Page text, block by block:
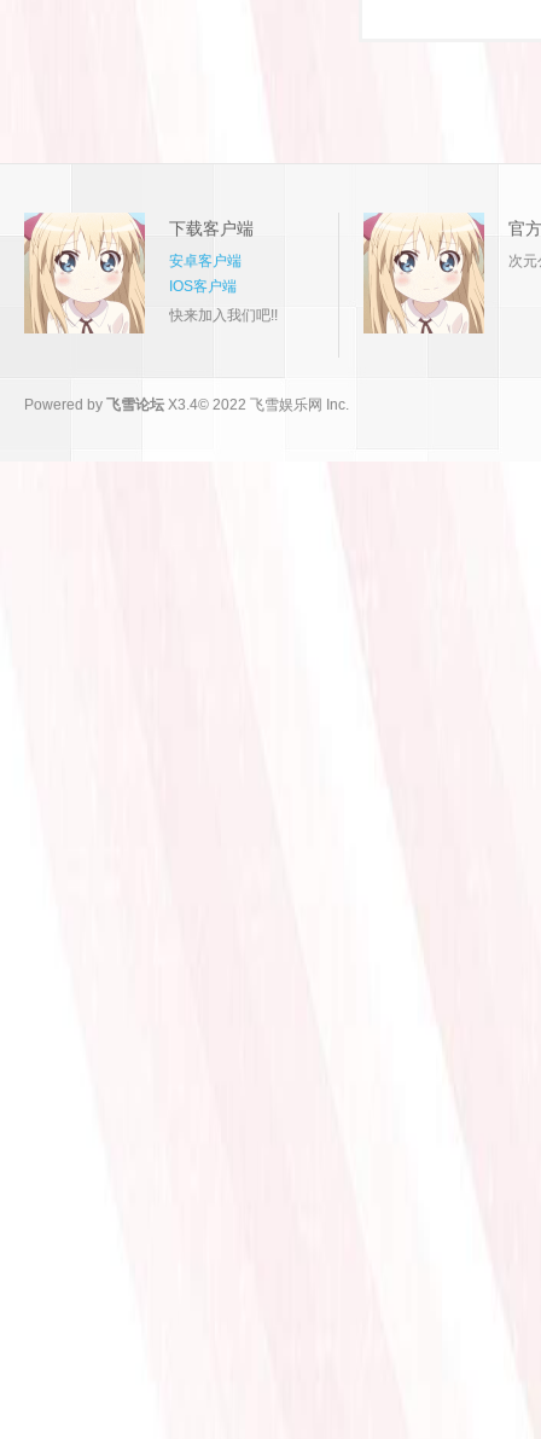
下载客户端
安卓客户端
IOS客户端
快来加入我们吧!!
官
次元
Powered by 飞雪论坛 X3.4© 2022 飞雪娱乐网 Inc.